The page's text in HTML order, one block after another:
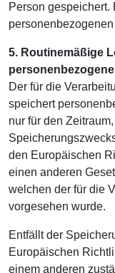
Person
5. Routinemäßige
Der für die
speichert
nur für den
den Europäischen
einen anderen
welchen der für die
vorgesehen wurde.
Entfällt der
Europäischen
einem anderen